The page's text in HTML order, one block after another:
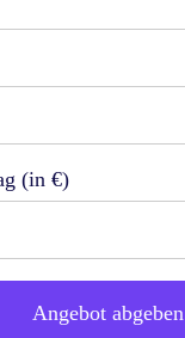
(in €)
Angebot abgeben